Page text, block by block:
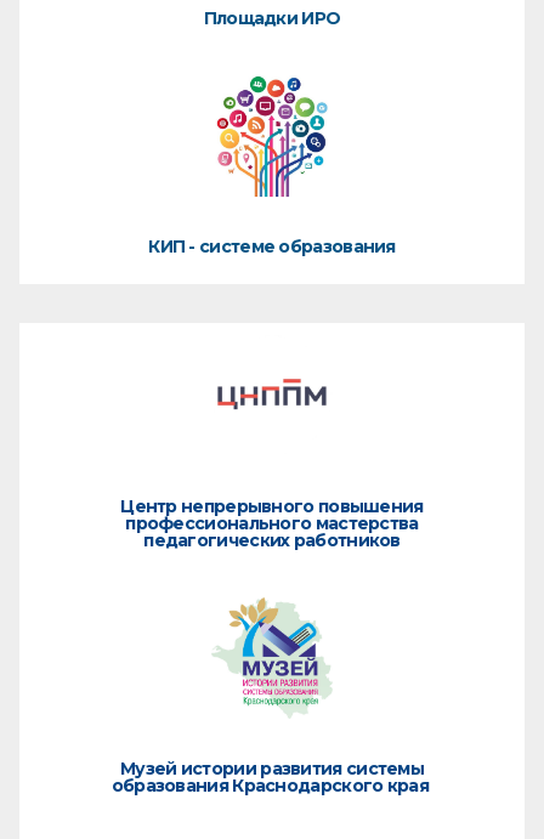
Площадки ИРО
КИП - системе образования
Центр непрерывного повышения
профессионального мастерства
педагогических работников
Музей истории развития системы
образования Краснодарского края